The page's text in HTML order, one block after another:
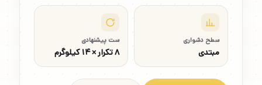
سطح دشواری
مبتدی
ست پیشنهادی
۸ تکرار × ۱۴ کیلوگرم